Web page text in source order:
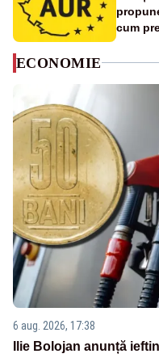
cum
ECONOMIE
6 aug. 2026, 17:38
Ilie Bolojan anunță